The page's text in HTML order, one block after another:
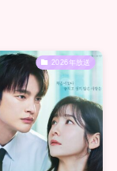
2026年放送